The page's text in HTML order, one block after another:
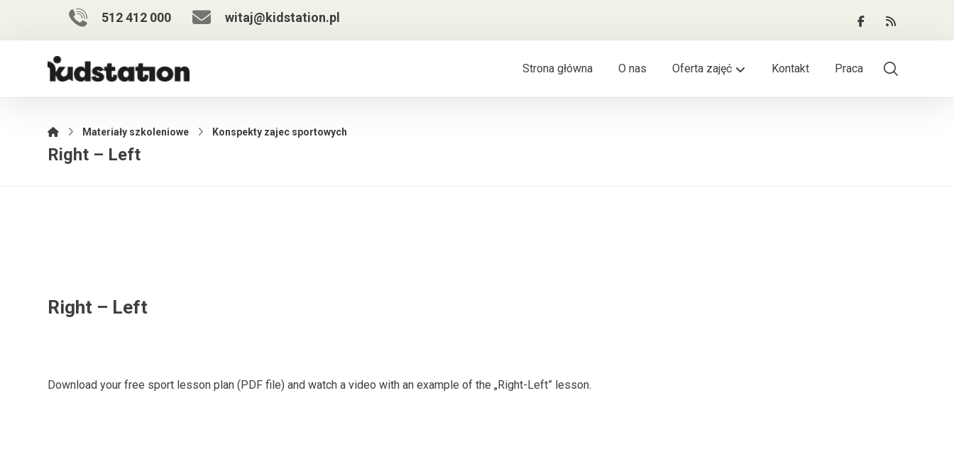
512 412 000 witaj@kidstation.pl
Strona główna O nas Oferta zajęć Kontakt Praca
Materiały szkoleniowe Konspekty zajec sportowych
Right – Left
Right – Left
Download your free sport lesson plan (PDF file) and watch a video with an example of the „Right-Left” lesson.